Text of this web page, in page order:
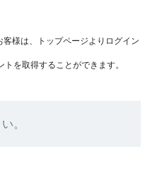
様は、トップページよりログイン
を取得することができます。
。